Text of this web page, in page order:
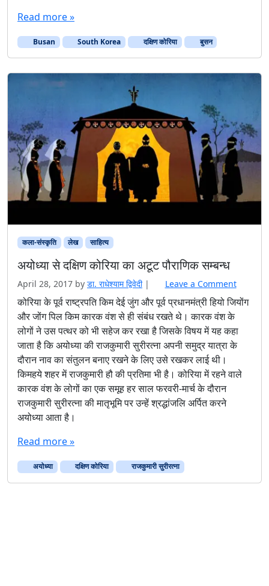
Read more »
Busan South Korea दक्षिण कोरिया बुसन
कला-संस्कृति लेख साहित्‍य
अयोध्या से दक्षिण कोरिया का अटूट पौराणिक सम्बन्ध
April 28, 2017 by डा. राधेश्याम द्विवेदी | Leave a Comment
कोरिया के पूर्व राष्ट्रपति किम देई जुंग और पूर्व प्रधानमंत्री हियो जियोंग
और जोंग पिल किम कारक वंश से ही संबंध रखते थे। कारक वंश के
लोगों ने उस पत्थर को भी सहेज कर रखा है जिसके विषय में यह कहा
जाता है कि अयोध्या की राजकुमारी सुरीरत्ना अपनी समुद्र यात्रा के
दौरान नाव का संतुलन बनाए रखने के लिए उसे रखकर लाई थी।
किमहये शहर में राजकुमारी हौ की प्रतिमा भी है। कोरिया में रहने वाले
कारक वंश के लोगों का एक समूह हर साल फरवरी-मार्च के दौरान
राजकुमारी सुरीरत्ना की मातृभूमि पर उन्हें श्रद्धांजलि अर्पित करने
अयोध्या आता है।
Read more »
अयोध्‍या दक्षिण कोरिया राजकुमारी सुरीरत्ना